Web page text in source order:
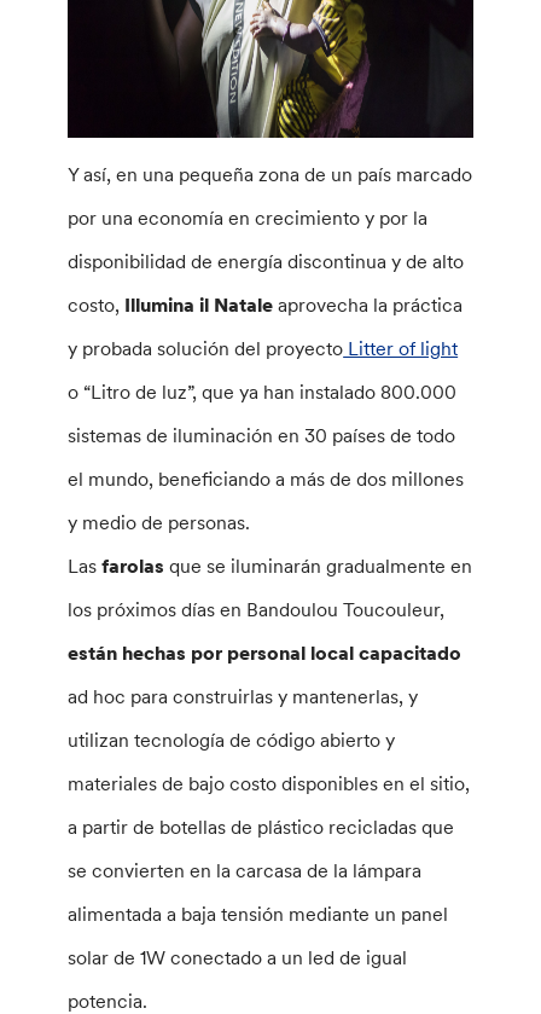
Y así, en una pequeña zona de un país marcado
por una economía en crecimiento y por la
disponibilidad de energía discontinua y de alto
costo, Illumina il Nataleaprovecha la práctica
y probada solución del proyecto Litter of light
o “Litro de luz”, que ya han instalado 800.000
sistemas de iluminación en 30 países de todo
el mundo, beneficiando a más de dos millones
y medio de personas.
Las farolasque se iluminarán gradualmente en
los próximos días en Bandoulou Toucouleur,
están hechas por personal local capacitado
ad hoc para construirlas y mantenerlas, y
utilizan tecnología de código abierto y
materiales de bajo costo disponibles en el sitio,
a partir de botellas de plástico recicladas que
se convierten en la carcasa de la lámpara
alimentada a baja tensión mediante un panel
solar de 1W conectado a un led de igual
potencia.